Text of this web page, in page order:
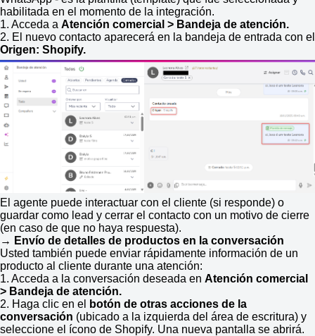
habilitada en el momento de la integración.
1. Acceda a Atención comercial > Bandeja de atención.
2. El nuevo contacto aparecerá en la bandeja de entrada con el
Origen: Shopify.
El agente puede interactuar con el cliente (si responde) o
guardar como lead y cerrar el contacto con un motivo de cierre
(en caso de que no haya respuesta).
→ Envío de detalles de productos en la conversación
Usted también puede enviar rápidamente información de un
producto al cliente durante una atención:
1. Acceda a la conversación deseada en Atención comercial
> Bandeja de atención.
2. Haga clic en el
botón de otras acciones de la
conversación (ubicado a la izquierda del área de escritura) y
seleccione el ícono de Shopify. Una nueva pantalla se abrirá.